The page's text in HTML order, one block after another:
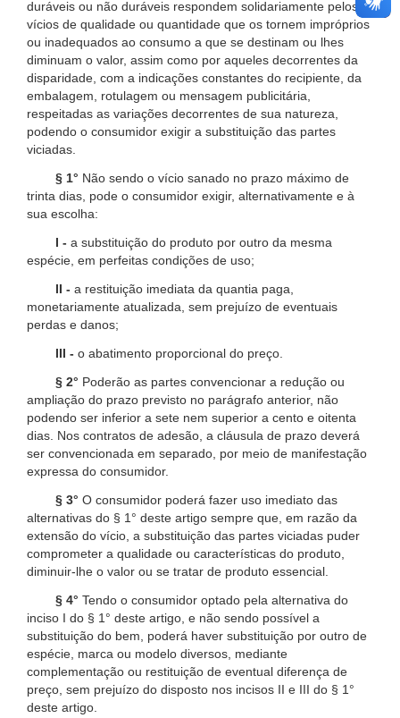
duráveis ou não duráveis respondem solidariamente pelos
vícios de qualidade ou quantidade que os tornem impróprios
ou inadequados ao consumo a que se destinam ou lhes
diminuam o valor, assim como por aqueles decorrentes da
disparidade, com a indicações constantes do recipiente, da
embalagem, rotulagem ou mensagem publicitária,
respeitadas as variações decorrentes de sua natureza,
podendo o consumidor exigir a substituição das partes
viciadas.
§ 1° Não sendo o vício sanado no prazo máximo de
trinta dias, pode o consumidor exigir, alternativamente e à
sua escolha:
I - a substituição do produto por outro da mesma
espécie, em perfeitas condições de uso;
II - a restituição imediata da quantia paga,
monetariamente atualizada, sem prejuízo de eventuais
perdas e danos;
III - o abatimento proporcional do preço.
§ 2° Poderão as partes convencionar a redução ou
ampliação do prazo previsto no parágrafo anterior, não
podendo ser inferior a sete nem superior a cento e oitenta
dias. Nos contratos de adesão, a cláusula de prazo deverá
ser convencionada em separado, por meio de manifestação
expressa do consumidor.
§ 3° O consumidor poderá fazer uso imediato das
alternativas do § 1° deste artigo sempre que, em razão da
extensão do vício, a substituição das partes viciadas puder
comprometer a qualidade ou características do produto,
diminuir-lhe o valor ou se tratar de produto essencial.
§ 4° Tendo o consumidor optado pela alternativa do
inciso I do § 1° deste artigo, e não sendo possível a
substituição do bem, poderá haver substituição por outro de
espécie, marca ou modelo diversos, mediante
complementação ou restituição de eventual diferença de
preço, sem prejuízo do disposto nos incisos II e III do § 1°
deste artigo.